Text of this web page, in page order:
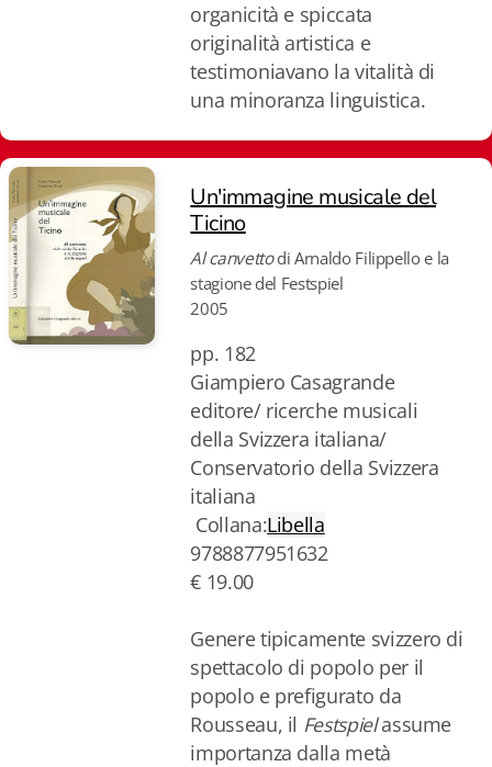
organicità e spiccata
originalità artistica e
testimoniavano la vitalità di
una minoranza linguistica.
Un'immagine musicale del
Ticino
Al canvettodi Arnaldo Filippello e la
stagione del Festspiel
2005
pp. 182
Giampiero Casagrande
editore/ ricerche musicali
della Svizzera italiana/
Conservatorio della Svizzera
italiana
Collana:Libella
9788877951632
€ 19.00
Genere tipicamente svizzero di
spettacolo di popolo per il
popolo e prefigurato da
Rousseau, il Festspielassume
importanza dalla metà